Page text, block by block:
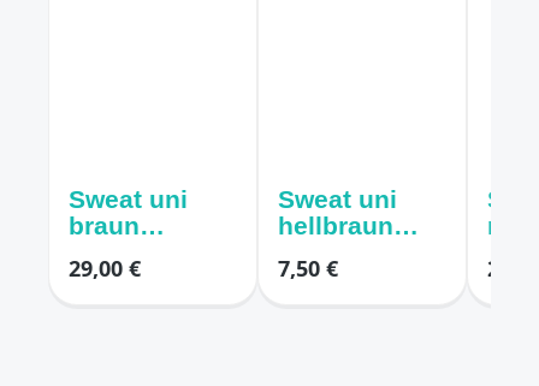
Sweat uni
braun
29,00 €
Sweat uni
hellbraun
7,50 €